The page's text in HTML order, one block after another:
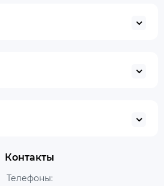
Контакты
Телефоны: